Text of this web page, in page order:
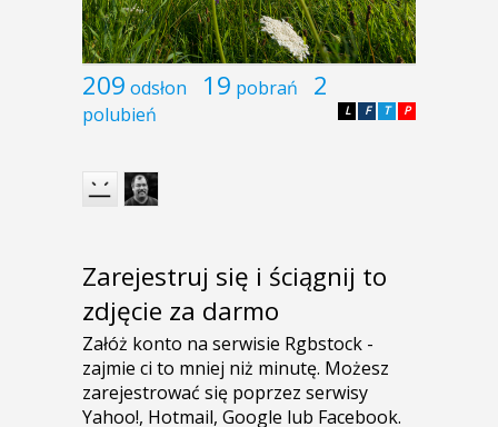
209 odsłon 19 pobrań 2
polubień P
T
F
L
Zarejestruj się i ściągnij to
zdjęcie za darmo